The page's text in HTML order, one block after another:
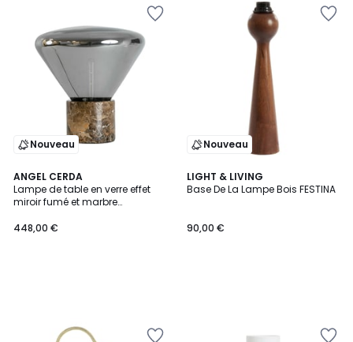
Nouveau
ANGEL CERDA
Lampe de table en verre effet
miroir fumé et marbre
448,00 €
Nouveau
LIGHT & LIVING
Base De La Lampe Bois FESTINA
90,00 €